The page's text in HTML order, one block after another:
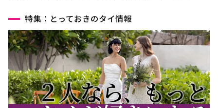
特集：とっておきのタイ情報